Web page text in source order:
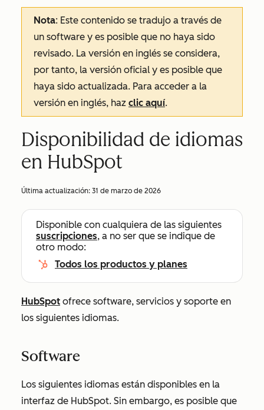
Nota: Este contenido se tradujo a través de
un software y es posible que no haya sido
revisado. La versión en inglés se considera,
por tanto, la versión oficial y es posible que
haya sido actualizada. Para acceder a la
versión en inglés, haz clic aquí.
Disponibilidad de idiomas
en HubSpot
Última actualización: 31 de marzo de 2026
Disponible con cualquiera de las siguientes
suscripciones, a no ser que se indique de
otro modo:
Todos los productos y planes
HubSpot ofrece software, servicios y soporte en
los siguientes idiomas.
Software
Los siguientes idiomas están disponibles en la
interfaz de HubSpot. Sin embargo, es posible que